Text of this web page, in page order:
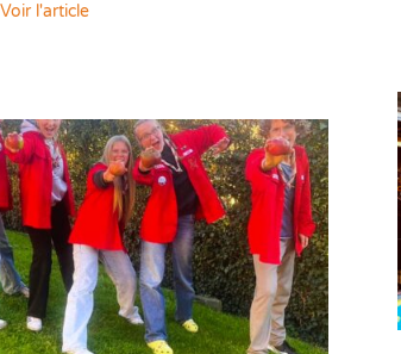
Voir l'article